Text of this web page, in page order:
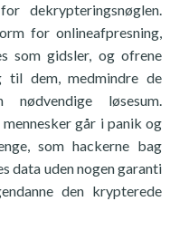
dekrypteringsnøglen.
for onlineafpresning,
som gidsler, og ofrene
dem, medmindre de
løsesum.
går i panik og
som hackerne bag
data uden nogen garanti
den krypterede